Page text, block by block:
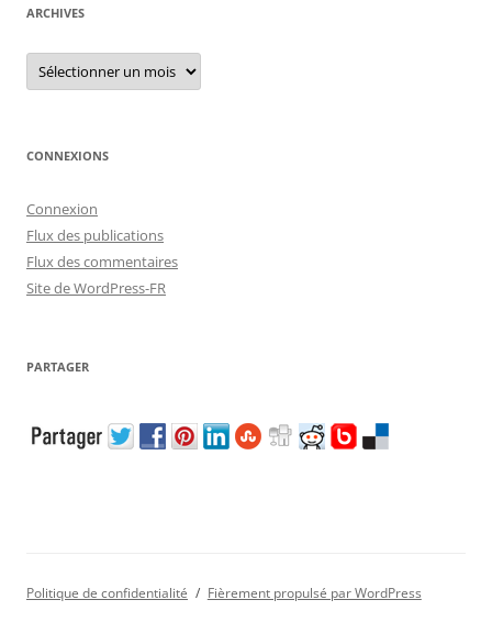
ARCHIVES
Archives
CONNEXIONS
Connexion
Flux des publications
Flux des commentaires
Site de WordPress-FR
PARTAGER
Politique de confidentialité Fièrement propulsé par WordPress